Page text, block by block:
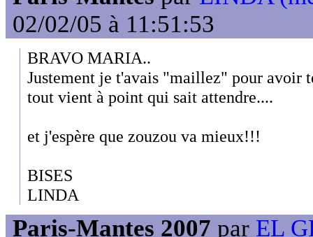
02/02/05 à 11:51:53
BRAVO MARIA..
Justement je t'avais "maillez" pour avoir
tout vient à point qui sait attendre....
et j'espère que zouzou va mieux!!!
BISES
LINDA
Paris-Mantes 2007 par EL